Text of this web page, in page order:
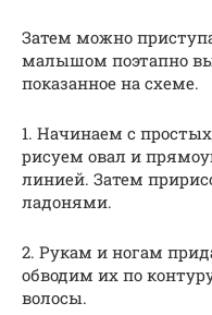
Затем можно
малышом поэтапно
показанное на схеме.
1. Начинаем с
рисуем овал и
линией. Затем
ладонями.
2. Рукам и ногам
обводим их по
волосы.